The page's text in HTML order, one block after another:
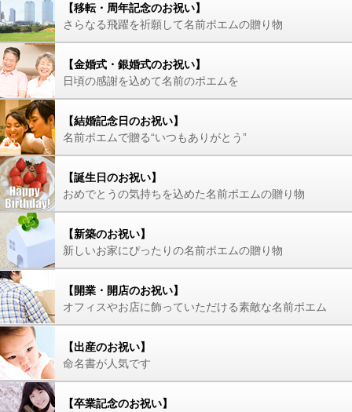
【移転・周年記念のお祝い】
さらなる飛躍を祈願して名前ポエムの贈り物
【金婚式・銀婚式のお祝い】
日頃の感謝を込めて名前のポエムを
【結婚記念日のお祝い】
名前ポエムで贈る“いつもありがとう”
【誕生日のお祝い】
おめでとうの気持ちを込めた名前ポエムの贈り物
【新築のお祝い】
新しいお家にぴったりの名前ポエムの贈り物
【開業・開店のお祝い】
オフィスやお店に飾っていただける素敵な名前ポエム
【出産のお祝い】
命名書が人気です
【卒業記念のお祝い】